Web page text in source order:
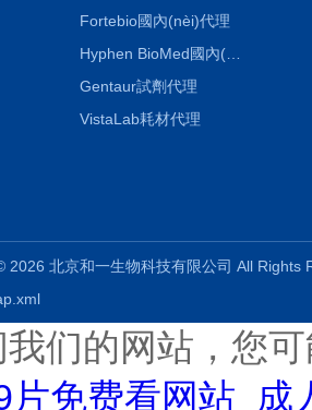
Fortebio國內(nèi)代理
Hyphen BioMed國內(nèi)代理
Gentaur試劑代理
VistaLab耗材代理
2026 北京和一生物科技有限公司 All
们的网站，您
片免费看网站_